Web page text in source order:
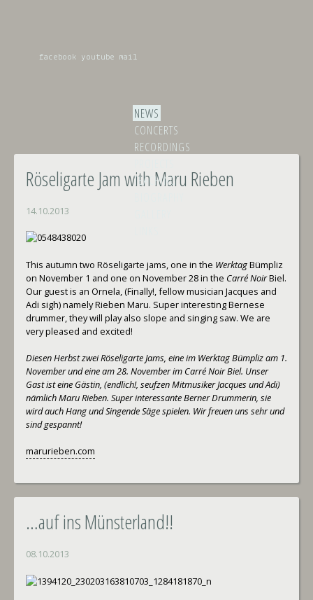
NEWS
CONCERTS
RECORDINGS
TEACHING
facebook youtube mail
Röseligarte Jam with Maru Rieben
14.10.2013
This autumn two Röseligarte jams, one in the WerktagBümpliz
on November 1 and one on November 28 in the Carré NoirBiel.
Our guest is an Ornela, (Finally!, fellow musician Jacques and
Adi sigh) namely Rieben Maru. Super interesting Bernese
drummer, they will play also slope and singing saw. We are
very pleased and excited!
Diesen Herbst zwei Röseligarte Jams, eine im Werktag Bümpliz am 1.
November und eine am 28. November im Carré Noir Biel. Unser
Gast ist eine Gästin, (endlich!, seufzen Mitmusiker Jacques und Adi)
nämlich Maru Rieben. Super interessante Berner Drummerin, sie
wird auch Hang und Singende Säge spielen. Wir freuen uns sehr und
sind gespannt!
marurieben.com
…auf ins Münsterland!!
08.10.2013